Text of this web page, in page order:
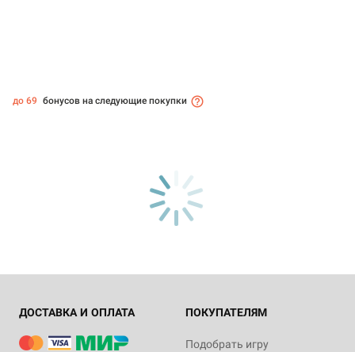
до 69 бонусов на следующие покупки
ДОСТАВКА И ОПЛАТА ПОКУПАТЕЛЯМ
Подобрать игру